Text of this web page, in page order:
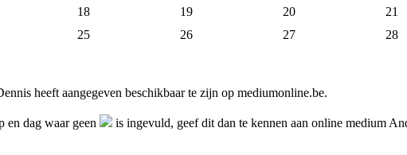
18 19 20
21
25 26 27
28
heeft aangegeven beschikbaar te zijn op mediumonline.be.
en dag waar geen is ingevuld, geef dit dan te kennen aan online medium